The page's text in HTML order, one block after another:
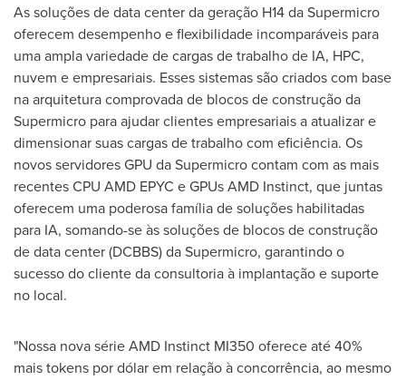
As soluções de data center da geração H14 da Supermicro
oferecem desempenho e flexibilidade incomparáveis para
uma ampla variedade de cargas de trabalho de IA, HPC,
nuvem e empresariais. Esses sistemas são criados com base
na arquitetura comprovada de blocos de construção da
Supermicro para ajudar clientes empresariais a atualizar e
dimensionar suas cargas de trabalho com eficiência. Os
novos servidores GPU da Supermicro contam com as mais
recentes CPU AMD EPYC e GPUs AMD Instinct, que juntas
oferecem uma poderosa família de soluções habilitadas
para IA, somando-se às soluções de blocos de construção
de data center (DCBBS) da Supermicro, garantindo o
sucesso do cliente da consultoria à implantação e suporte
no local.
"Nossa nova série AMD Instinct MI350 oferece até 40%
mais tokens por dólar em relação à concorrência, ao mesmo